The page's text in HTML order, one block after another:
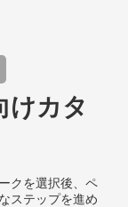
けカタ
クを選択後、ペ
ステップを進め